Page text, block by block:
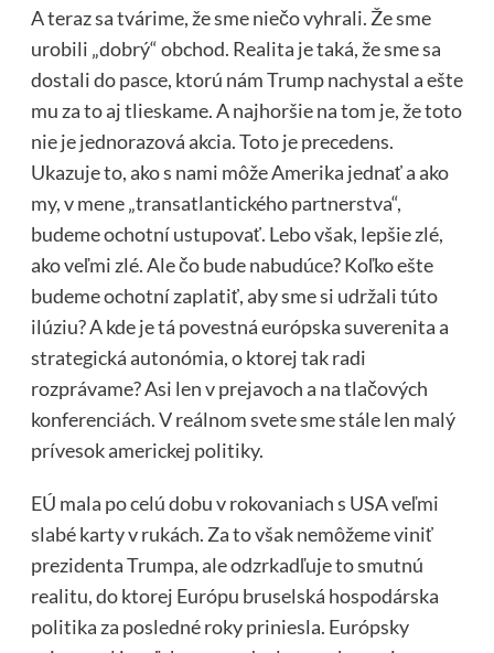
A teraz sa tvárime, že sme niečo vyhrali. Že sme
urobili „dobrý“ obchod. Realita je taká, že sme sa
dostali do pasce, ktorú nám Trump nachystal a ešte
mu za to aj tlieskame. A najhoršie na tom je, že toto
nie je jednorazová akcia. Toto je precedens.
Ukazuje to, ako s nami môže Amerika jednať a ako
my, v mene „transatlantického partnerstva“,
budeme ochotní ustupovať. Lebo však, lepšie zlé,
ako veľmi zlé. Ale čo bude nabudúce? Koľko ešte
budeme ochotní zaplatiť, aby sme si udržali túto
ilúziu? A kde je tá povestná európska suverenita a
strategická autonómia, o ktorej tak radi
rozprávame? Asi len v prejavoch a na tlačových
konferenciách. V reálnom svete sme stále len malý
prívesok americkej politiky.
EÚ mala po celú dobu v rokovaniach s USA veľmi
slabé karty v rukách. Za to však nemôžeme viniť
prezidenta Trumpa, ale odzrkadľuje to smutnú
realitu, do ktorej Európu bruselská hospodárska
politika za posledné roky priniesla. Európsky